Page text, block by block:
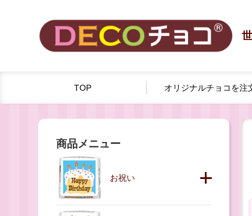
TOP オリジナルチョコを注
商品メニュー
お祝い